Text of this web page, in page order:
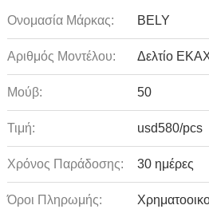
Ονομασία Μάρκας: BELY
Αριθμός Μοντέλου: Δελτίο
Μούβ: 50
Τιμή: usd580/pcs
Χρόνος Παράδοσης: 30 ημέρες
Όροι Πληρωμής: